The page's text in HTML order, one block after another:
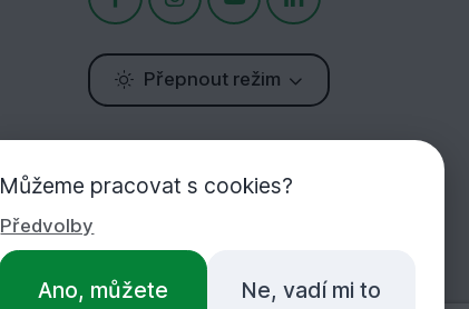
Přepnout režim
Jsme tu pro Vás!
+420 283 933 452
PO-PÁ 7:00-16:30
Můžeme pracovat s cookies?
Předvolby
Ano, můžete Ne, vadí mi to